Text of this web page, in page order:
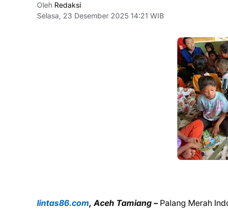
Oleh Redaksi
Selasa, 23 Desember 2025 14:21 WIB
lintas86.com, Aceh Tamiang – Palang Merah